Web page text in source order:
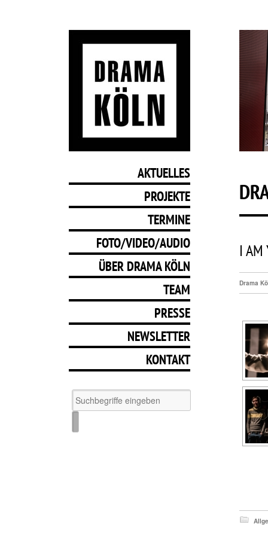
AKTUELLES
PROJEKTE
TERMINE
FOTO/VIDEO/AUDIO
ÜBER DRAMA KÖLN
TEAM
PRESSE
NEWSLETTER
KONTAKT
I AM
Drama